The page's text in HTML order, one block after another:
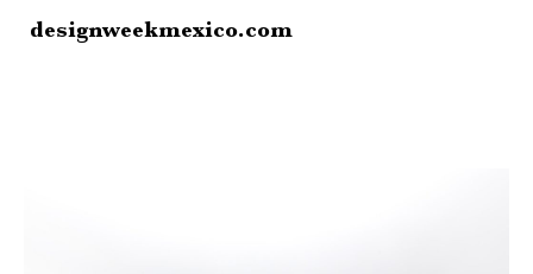
designweekmexico.com